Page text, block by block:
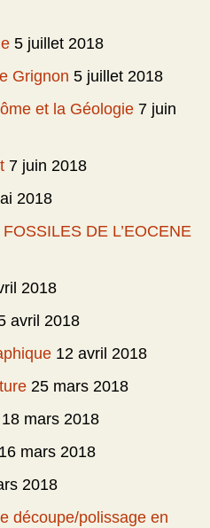
5 juillet 2018
Grignon 5 juillet 2018
et la Géologie 7 juin
7 juin 2018
2018
DE L’EOCENE
2018
avril 2018
12 avril 2018
25 mars 2018
18 mars 2018
16 mars 2018
2018
découpe/polissage en